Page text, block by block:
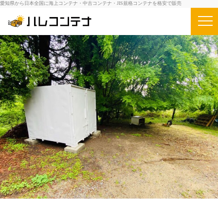
愛知県から日本全国に海上コンテナ・中古コンテナ・JIS規格コンテナを格安で販売